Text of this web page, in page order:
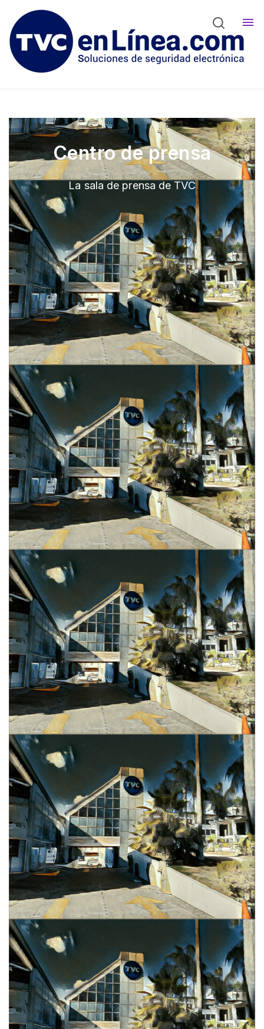
Comunicados
Eventos
Contáctanos
Centro de prensa
La sala de prensa de TVC